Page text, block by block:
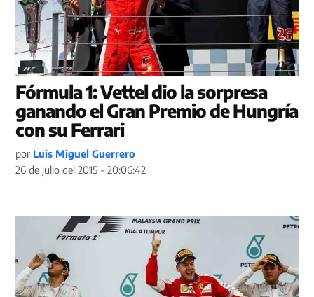
Fórmula 1: Vettel dio la sorpresa
ganando el Gran Premio de Hungría
con su Ferrari
por Luis Miguel Guerrero
26 de julio del 2015 - 20:06:42